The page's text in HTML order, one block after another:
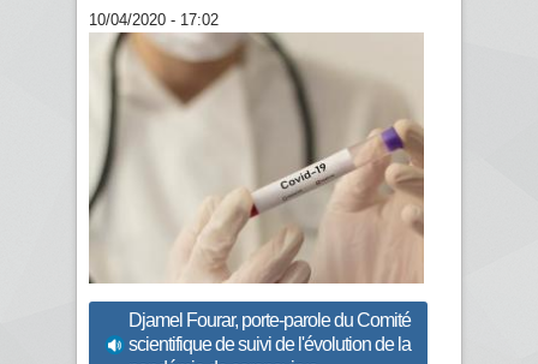
10/04/2020 - 17:02
Djamel Fourar, porte-parole du Comité
scientifique de suivi de l'évolution de la